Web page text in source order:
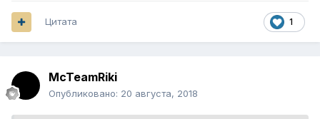
1
Цитата
McTeamRiki
Опубликовано: 20 августа, 2018